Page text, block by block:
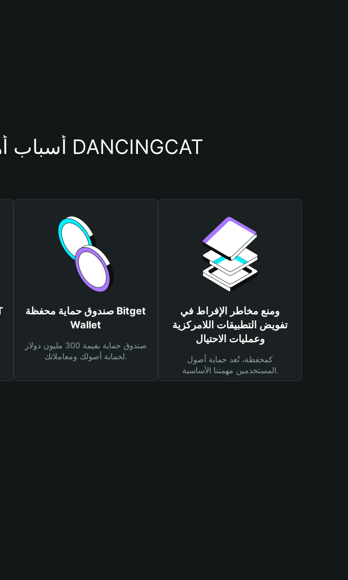
أسباب أهمية استخدام محفظة DANCINGCAT
صندوق حماية محفظة Bitget
Wallet
صندوق حماية بقيمة 300 مليون دولار
لحماية أصولك ومعاملاتك.
ومنع مخاطر الإفراط في
تفويض التطبيقات اللامركزية
وعمليات الاحتيال
كمحفظة، تُعد حماية أصول
المستخدمين مهمتنا الأساسية.